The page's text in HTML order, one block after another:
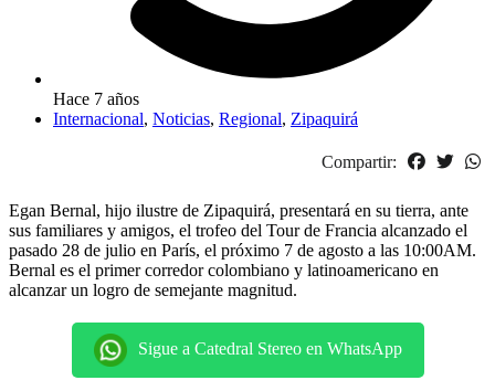
Hace 7 años
Internacional, Noticias, Regional, Zipaquirá
Compartir:
Egan Bernal, hijo ilustre de Zipaquirá, presentará en su tierra, ante
sus familiares y amigos, el trofeo del Tour de Francia alcanzado el
pasado 28 de julio en París, el próximo 7 de agosto a las 10:00AM.
Bernal es el primer corredor colombiano y latinoamericano en
alcanzar un logro de semejante magnitud.
Sigue a Catedral Stereo en WhatsApp